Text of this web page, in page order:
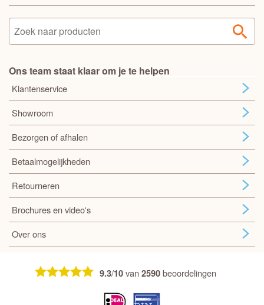
Ons team staat klaar om je te helpen
Klantenservice
Showroom
Bezorgen of afhalen
Betaalmogelijkheden
Retourneren
Brochures en video's
Over ons
9.3/10van2590beoordelingen